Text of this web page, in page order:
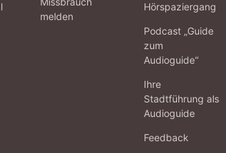
melden
Hörspaziergang
Podcast „Guide
zum
Audioguide“
Ihre
Stadtführung als
Audioguide
Feedback